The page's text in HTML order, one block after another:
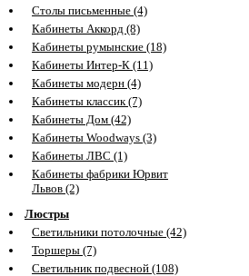
Столы письменные (4)
Кабинеты Аккорд (8)
Кабинеты румынские (18)
Кабинеты Интер-К (11)
Кабинеты модерн (4)
Кабинеты классик (7)
Кабинеты Дом (42)
Кабинеты Woodways (3)
Кабинеты ЛВС (1)
Кабинеты фабрики Юрвит
Львов (2)
Люстры
Светильники потолочные (42)
Торшеры (7)
Светильник подвесной (108)